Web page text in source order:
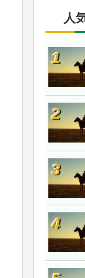
人